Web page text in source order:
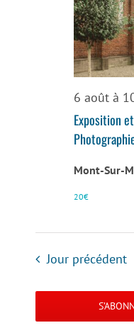
6 août à
Exposition
Mont-Sur-
20€
Jour précédent